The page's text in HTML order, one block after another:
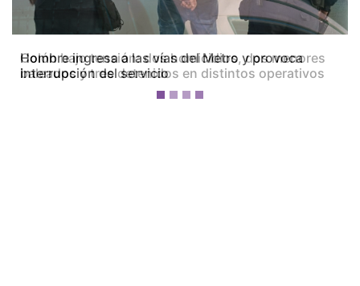
Colón bajo tensión: dos homicidios, dos menores
baleados y tres detenidos en distintos operativos